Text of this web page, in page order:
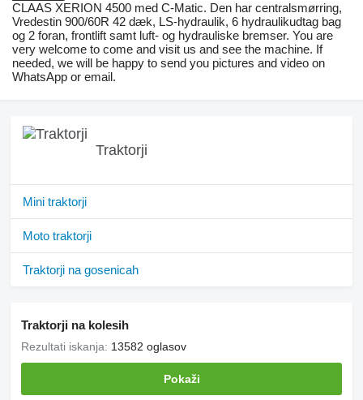
CLAAS XERION 4500 med C-Matic. Den har centralsmørring,
Vredestin 900/60R 42 dæk, LS-hydraulik, 6 hydraulikudtag bag
og 2 foran, frontlift samt luft- og hydrauliske bremser. You are
very welcome to come and visit us and see the machine. If
needed, we will be happy to send you pictures and video on
WhatsApp or email.
Traktorji
Mini traktorji
Moto traktorji
Traktorji na gosenicah
Traktorji na kolesih
Rezultati iskanja: 13582 oglasov
Pokaži